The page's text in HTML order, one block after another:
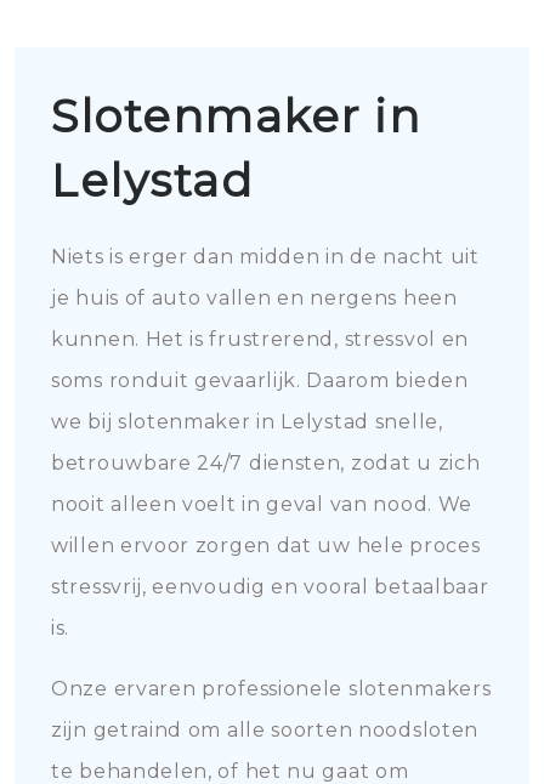
Slotenmaker in
Lelystad
Niets is erger dan midden in de nacht uit
je huis of auto vallen en nergens heen
kunnen. Het is frustrerend, stressvol en
soms ronduit gevaarlijk. Daarom bieden
we bij slotenmaker in Lelystad snelle,
betrouwbare 24/7 diensten, zodat u zich
nooit alleen voelt in geval van nood. We
willen ervoor zorgen dat uw hele proces
stressvrij, eenvoudig en vooral betaalbaar
is.
Onze ervaren professionele slotenmakers
zijn getraind om alle soorten noodsloten
te behandelen, of het nu gaat om